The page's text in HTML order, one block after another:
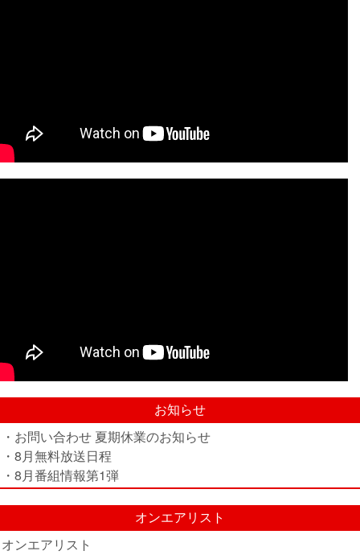
お知らせ
・お問い合わせ 夏期休業のお知らせ
・8月無料放送日程
・8月番組情報第1弾
オンエアリスト
オンエアリスト